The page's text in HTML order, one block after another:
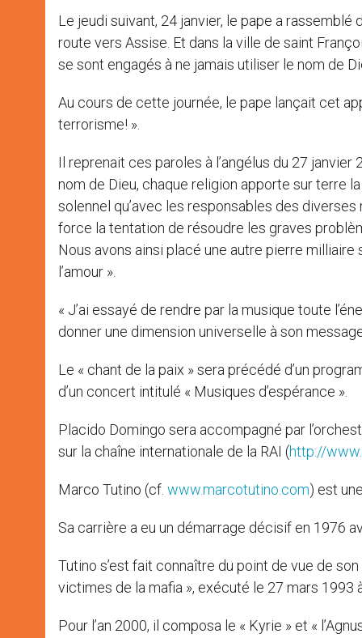
Le jeudi suivant, 24 janvier, le pape a
route vers Assise. Et dans la ville de saint
se sont engagés à ne jamais utiliser le nom de
Au cours de cette journée, le pape lançait cet
terrorisme! ».
Il reprenait ces paroles à l’angélus du 27 janvier
nom de Dieu, chaque religion apporte sur terre
solennel qu’avec les responsables des
force la tentation de résoudre les graves
Nous avons ainsi placé une autre pierre
l’amour ».
« J’ai essayé de rendre par la musique toute
donner une dimension universelle à son
Le « chant de la paix » sera précédé d’un
d’un concert intitulé « Musiques d’espérance ».
Placido Domingo sera accompagné par
sur la chaîne internationale de la RAI (http://
Marco Tutino (cf. www.marcotutino.com) est
Sa carrière a eu un démarrage décisif en 1976
Tutino s’est fait connaître du point de vue de
victimes de la mafia », exécuté le 27 mars 1993
Pour l’an 2000, il composa le « Kyrie » et «